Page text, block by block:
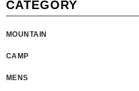
CATEGORY
MOUNTAIN
CAMP
MENS